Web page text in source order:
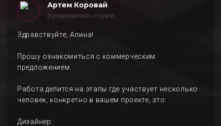
Артем Коровай
руководитель студии
Здравствуйте, Алина!
Прошу ознакомиться с коммерческим
предложением.
Работа делится на этапы где участвует несколько
человек, конкретно в вашем проекте, это:
Дизайнер: